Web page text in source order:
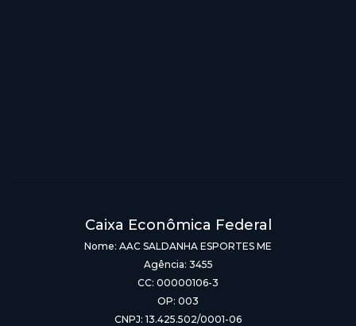
Caixa Econômica Federal
Nome: AAC SALDANHA ESPORTES ME
Agência: 3455
CC: 00000106-3
OP: 003
CNPJ: 13.425.502/0001-06